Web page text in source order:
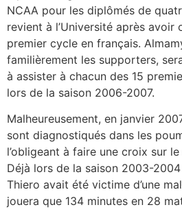
NCAA pour les diplômés de
revient à l’Université après
premier cycle en français.
familièrement les supporters,
à assister à chacun des 15
lors de la saison 2006-2007.
Malheureusement, en janvier
sont diagnostiqués dans les
l’obligeant à faire une croix sur
Déjà lors de la saison 2003-
Thiero avait été victime d’une
jouera que 134 minutes en 28